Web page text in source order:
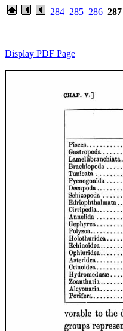
284 285 286 287
Display PDF Page